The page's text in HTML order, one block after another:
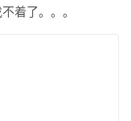
着了。。。